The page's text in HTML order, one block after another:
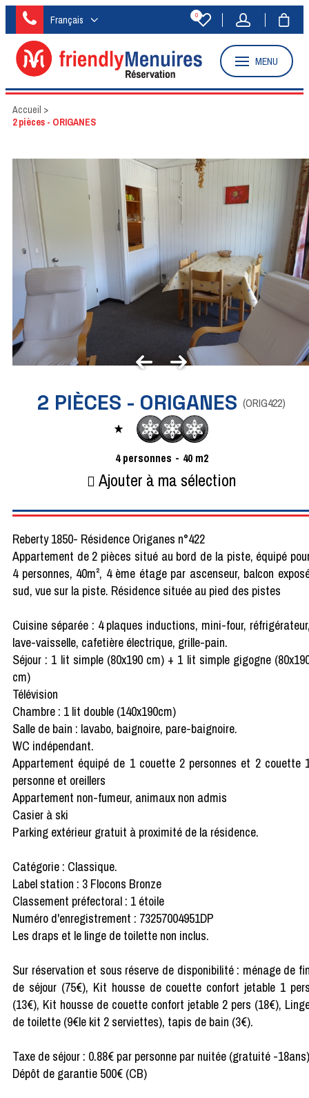
Français 0
MENU
Accueil >
2 pièces - ORIGANES
2 PIÈCES - ORIGANES (ORIG422)
4 personnes 40 m2
Ajouter à ma sélection
Reberty 1850- Résidence Origanes n°422
Appartement de 2 pièces situé au bord de la piste, équipé
4 personnes, 40m², 4 ème étage par ascenseur, balcon
sud, vue sur la piste. Résidence située au pied des pistes
Cuisine séparée : 4 plaques inductions, mini-four,
lave-vaisselle, cafetière électrique, grille-pain.
Séjour : 1 lit simple (80x190 cm) + 1 lit simple gigogne
cm)
Télévision
Chambre : 1 lit double (140x190cm)
Salle de bain : lavabo, baignoire, pare-baignoire.
WC indépendant.
Appartement équipé de 1 couette 2 personnes et 2 couette
personne et oreillers
Appartement non-fumeur, animaux non admis
Casier à ski
Parking extérieur gratuit à proximité de la résidence.
Catégorie : Classique.
Label station : 3 Flocons Bronze
Classement préfectoral : 1 étoile
Numéro d'enregistrement : 73257004951DP
Les draps et le linge de toilette non inclus.
Sur réservation et sous réserve de disponibilité : ménage de
de séjour (75€), Kit housse de couette confort jetable 1
(13€), Kit housse de couette confort jetable 2 pers (18€),
de toilette (9€le kit 2 serviettes), tapis de bain (3€).
Taxe de séjour : 0.88€ par personne par nuitée (gratuité -18ans)
Dépôt de garantie 500€ (CB)